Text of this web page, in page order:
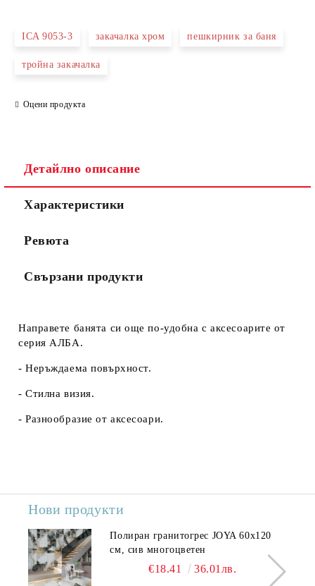
Съгласен съм с
ICA 9053-3 закачалка хром пешкирник за баня
тройна закачалка
Оцени продукта
Детайлно описание
Характеристики
Ревюта
Свързани продукти
Направете банята си още по-удобна с аксесоарите от
серия АЛБА.
- Неръждаема повърхност.
- Стилна визия.
- Разнообразие от аксесоари.
Нови продукти
Полиран гранитогрес JOYA 60x120
см, сив многоцветен
€18.41 36.01лв.